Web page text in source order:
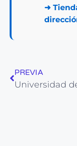
➜
PREVIA